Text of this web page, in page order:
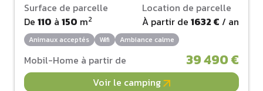
Surface de parcelle
De 110 à 150 m2
Location de parcelle
À partir de 1632 € / an
Animaux acceptés Wifi Ambiance calme
Mobil-Home à partir de 39 490 €
Voir le camping